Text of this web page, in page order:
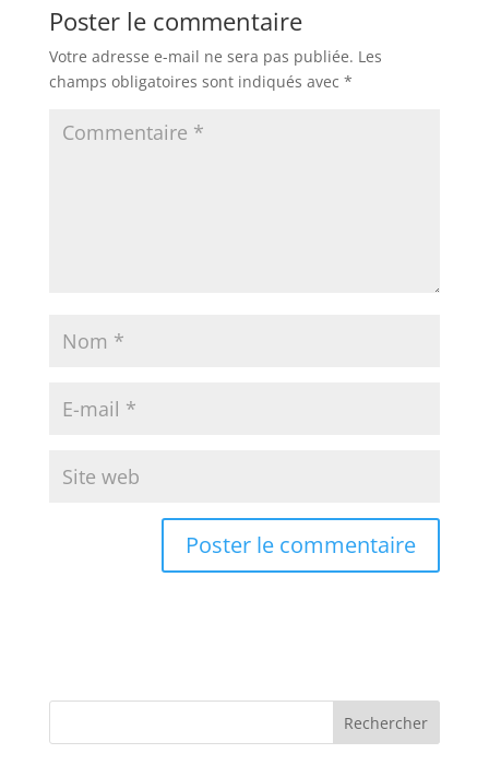
Poster le commentaire
Votre adresse e-mail ne sera pas publiée. Les
champs obligatoires sont indiqués avec *